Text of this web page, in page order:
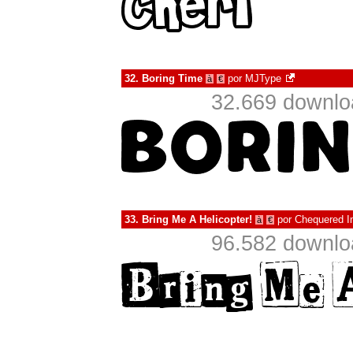
32. Boring Time à € por MJType
32.669
33. Bring Me A Helicopter! à € por Chequered
96.582